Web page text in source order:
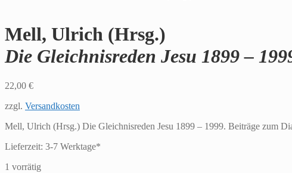
Mell, Ulrich (Hrsg.)
Die Gleichnisreden Jesu 1899 –
22,00 €
zzgl. Versandkosten
Mell, Ulrich (Hrsg.) Die Gleichnisreden Jesu 1899 – 1999. Beiträge zum
Lieferzeit: 3-7 Werktage*
1 vorrätig